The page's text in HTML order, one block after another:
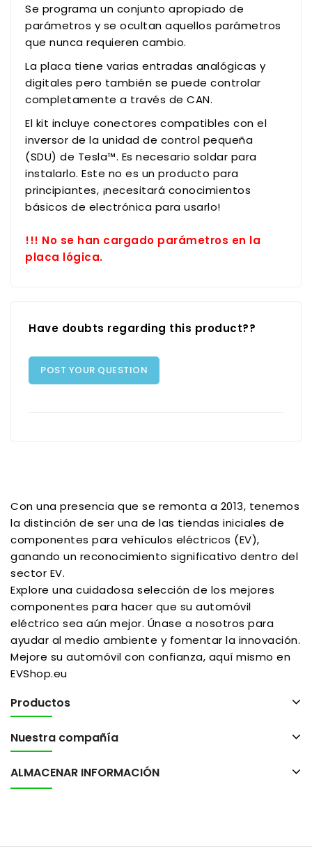
Se programa un conjunto apropiado de
parámetros y se ocultan aquellos parámetros
que nunca requieren cambio.
La placa tiene varias entradas analógicas y
digitales pero también se puede controlar
completamente a través de CAN.
El kit incluye conectores compatibles con el
inversor de la unidad de control pequeña
(SDU) de Tesla™. Es necesario soldar para
instalarlo. Este no es un producto para
principiantes, ¡necesitará conocimientos
básicos de electrónica para usarlo!
!!! No se han cargado parámetros en la
placa lógica.
Have doubts regarding this product??
POST YOUR QUESTION
Con una presencia que se remonta a 2013, tenemos
la distinción de ser una de las tiendas iniciales de
componentes para vehículos eléctricos (EV),
ganando un reconocimiento significativo dentro del
sector EV.
Explore una cuidadosa selección de los mejores
componentes para hacer que su automóvil
eléctrico sea aún mejor. Únase a nosotros para
ayudar al medio ambiente y fomentar la innovación.
Mejore su automóvil con confianza, aquí mismo en
EVShop.eu
Productos
Nuestra compañía
ALMACENAR INFORMACIÓN